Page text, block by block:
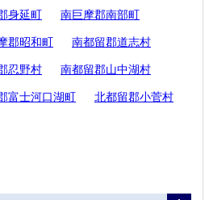
身延町 南巨摩郡南部町
郡昭和町 南都留郡道志村
忍野村 南都留郡山中湖村
富士河口湖町 北都留郡小菅村